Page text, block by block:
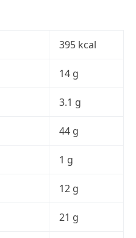
395 kcal
14 g
3.1 g
44 g
1 g
12 g
21 g